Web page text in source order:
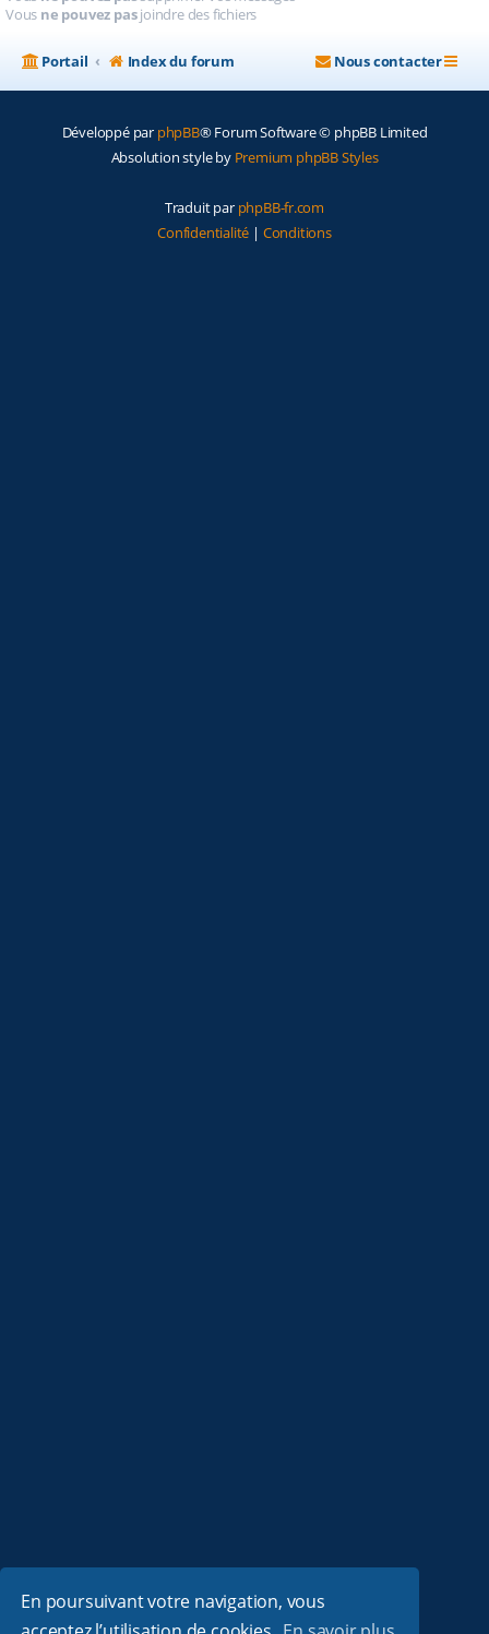
En poursuivant votre navigation, vous
Vous ne pouvez pasjoindre des fichiers
Portail Index du forum Nous contacter
Développé par phpBB® Forum Software © phpBB Limited
Absolution style by Premium phpBB Styles
Traduit par phpBB-fr.com
Confidentialité | Conditions